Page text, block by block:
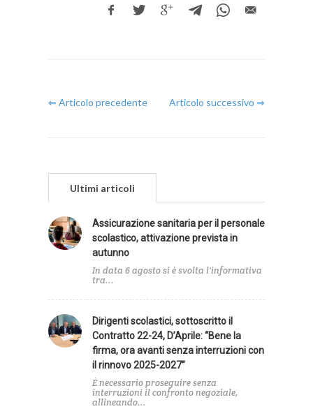
⇐ Articolo precedente Articolo successivo ⇒
Ultimi articoli
Assicurazione sanitaria per il personale
scolastico, attivazione prevista in
autunno
In data 6 agosto si è svolta l'informativa
tra...
Dirigenti scolastici, sottoscritto il
Contratto 22-24, D’Aprile: “Bene la
firma, ora avanti senza interruzioni con
il rinnovo 2025-2027”
È necessario proseguire senza
interruzioni il confronto negoziale,
allineando...